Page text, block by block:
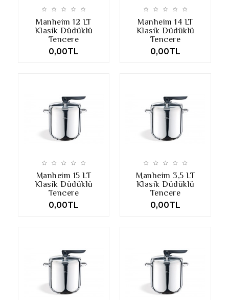
Manheim 12 LT
Klasik Düdüklü
Tencere
0,00TL
Manheim 14 LT
Klasik Düdüklü
Tencere
0,00TL
Manheim 15 LT
Klasik Düdüklü
Tencere
0,00TL
Manheim 3,5 LT
Klasik Düdüklü
Tencere
0,00TL